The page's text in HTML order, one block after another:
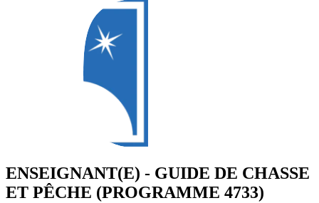
ENSEIGNANT(E) - GUIDE DE CHASSE
ET PÊCHE (PROGRAMME 4733)